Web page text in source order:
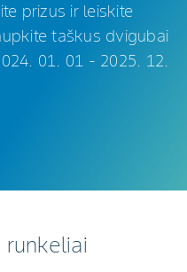
prizus ir leiskite
taškus dvigubai
01. 01 - 2025. 12.